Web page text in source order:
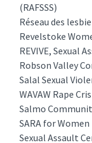
(RAFSSS)
Réseau des
Revelstoke
REVIVE, Sexual
Robson Valley
Salal Sexual
WAVAW Rape
Salmo
SARA for Women
Sexual Assault